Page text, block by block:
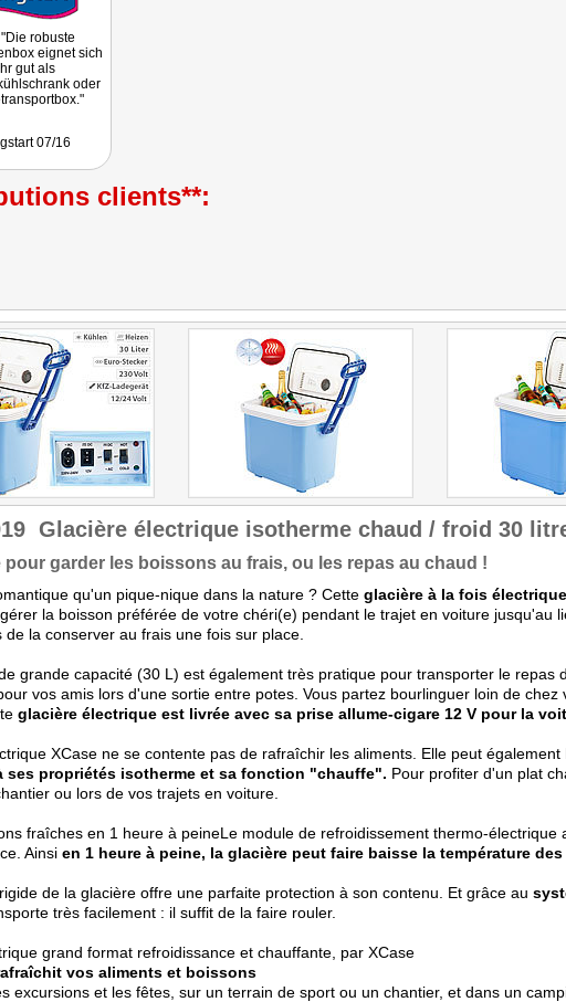
"Die robuste
eignet sich
gut als
oder
07/16
clients**:
Glacière électrique isotherme chaud / froid 30
pour garder les boissons au frais, ou les repas au chaud !
qu'un pique-nique dans la nature ? Cette glacière à la fois
la boisson préférée de votre chéri(e) pendant le trajet en voiture jusqu'au
de la conserver au frais une fois sur place.
grande capacité (30 L) est également très pratique pour transporter le repas
vos amis lors d'une sortie entre potes. Vous partez bourlinguer loin de chez
glacière électrique est livrée avec sa prise allume-cigare 12 V pour la
XCase ne se contente pas de rafraîchir les aliments. Elle peut également
ses propriétés isotherme et sa fonction "chauffe". Pour profiter d'un plat
ou lors de vos trajets en voiture.
fraîches en 1 heure à peineLe module de refroidissement thermo-électrique
Ainsi en 1 heure à peine, la glacière peut faire baisse la température des
de la glacière offre une parfaite protection à son contenu. Et grâce au
très facilement : il suffit de la faire rouler.
grand format refroidissance et chauffante, par XCase
vos aliments et boissons
excursions et les fêtes, sur un terrain de sport ou un chantier, et dans un